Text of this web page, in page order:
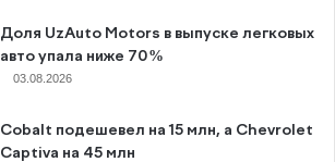
Доля UzAuto Motors в выпуске легковых
авто упала ниже 70%
03.08.2026
Cobalt подешевел на 15 млн, а Chevrolet
Captiva на 45 млн